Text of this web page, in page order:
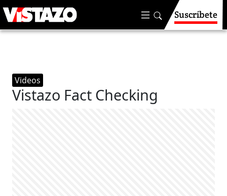
Suscríbete
Videos
Vistazo Fact Checking